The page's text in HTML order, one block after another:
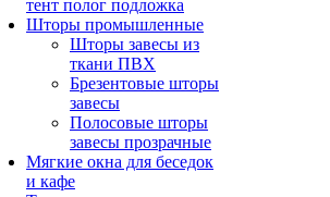
тент полог подложка
Шторы промышленные
Шторы завесы из
ткани ПВХ
Брезентовые шторы
завесы
Полосовые шторы
завесы прозрачные
Мягкие окна для беседок
и кафе